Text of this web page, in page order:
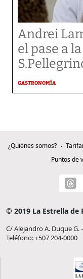
Andrei
el pase a
GASTRONOMÍA
¿Quiénes somos?
Puntos de
© 2019 La Estrella de
C/ Alejandro A. Duque G.
Teléfono: +507 204-0000